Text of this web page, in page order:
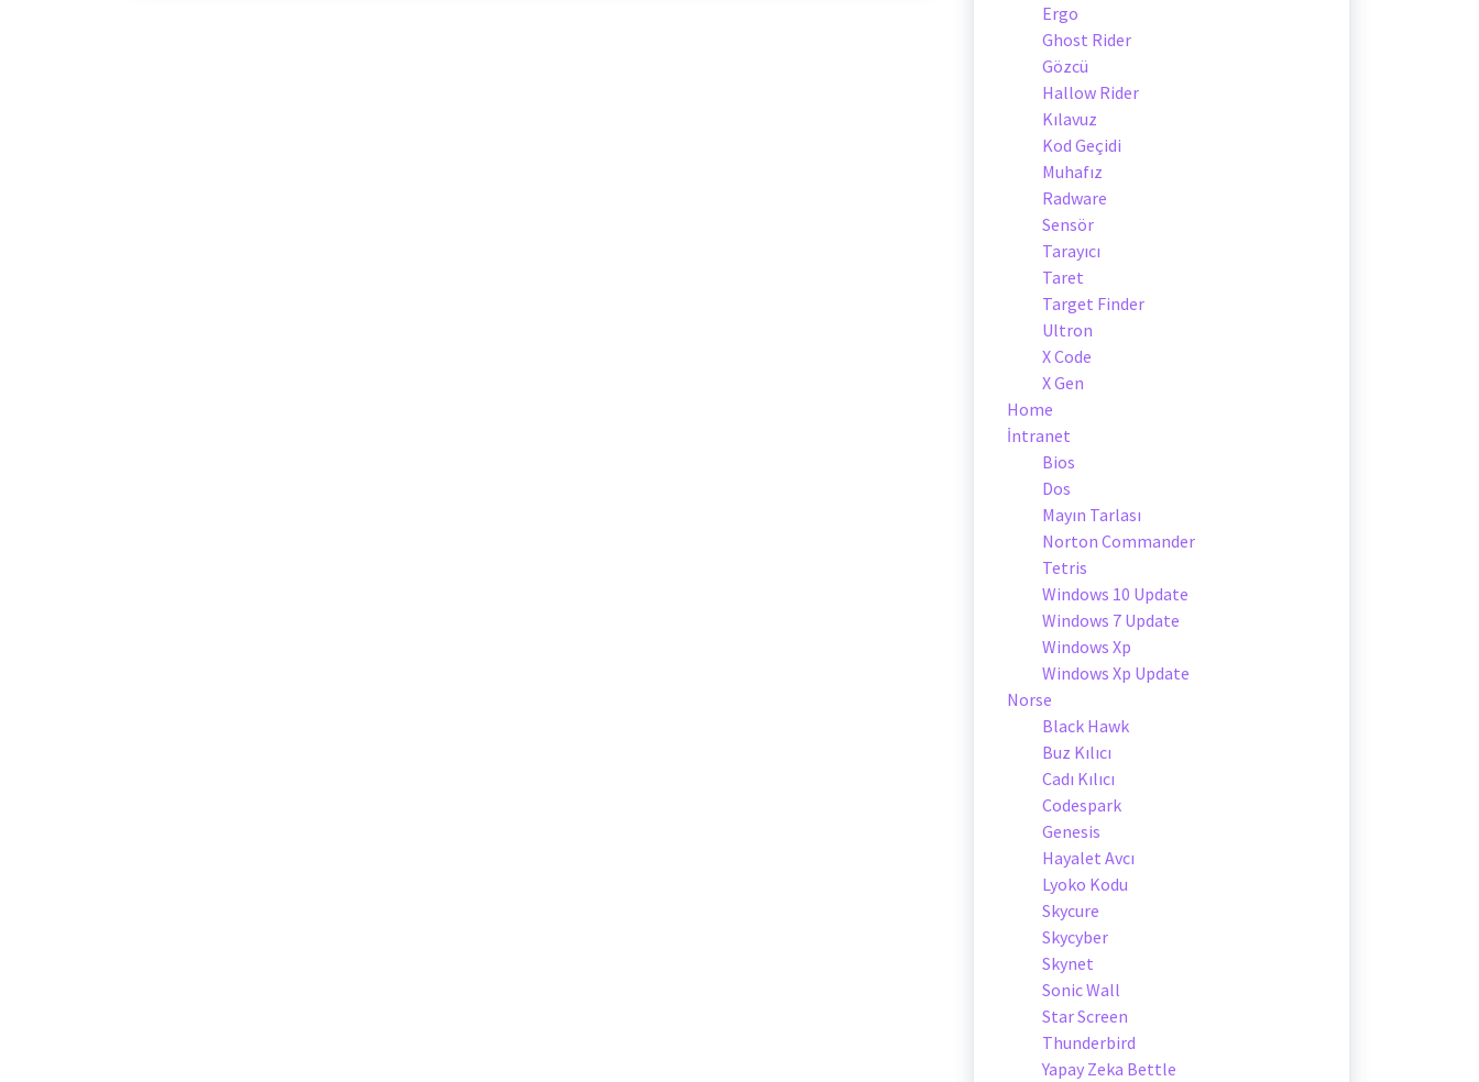
Ergo
Ghost Rider
Gözcü
Hallow Rider
Kılavuz
Kod Geçidi
Muhafız
Radware
Sensör
Tarayıcı
Taret
Target Finder
Ultron
X Code
X Gen
Home
İntranet
Bios
Dos
Mayın Tarlası
Norton Commander
Tetris
Windows 10 Update
Windows 7 Update
Windows Xp
Windows Xp Update
Norse
Black Hawk
Buz Kılıcı
Cadı Kılıcı
Codespark
Genesis
Hayalet Avcı
Lyoko Kodu
Skycure
Skycyber
Skynet
Sonic Wall
Star Screen
Thunderbird
Yapay Zeka Bettle